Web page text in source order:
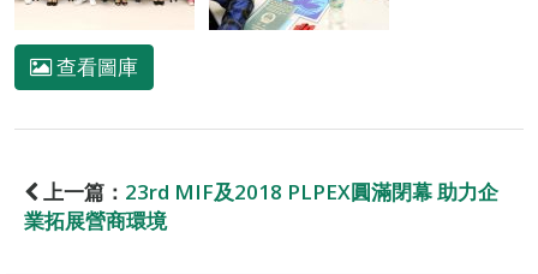
查看圖庫
上一篇： 23rd MIF及2018 PLPEX圓滿閉幕 助力企
業拓展營商環境